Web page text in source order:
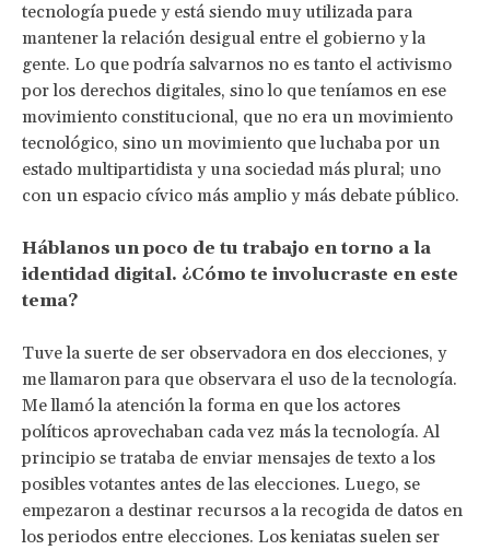
tecnología puede y está siendo muy utilizada para
mantener la relación desigual entre el gobierno y la
gente. Lo que podría salvarnos no es tanto el activismo
por los derechos digitales, sino lo que teníamos en ese
movimiento constitucional, que no era un movimiento
tecnológico, sino un movimiento que luchaba por un
estado multipartidista y una sociedad más plural; uno
con un espacio cívico más amplio y más debate público.
Háblanos un poco de tu trabajo en torno a la
identidad digital. ¿Cómo te involucraste en este
tema?
Tuve la suerte de ser observadora en dos elecciones, y
me llamaron para que observara el uso de la tecnología.
Me llamó la atención la forma en que los actores
políticos aprovechaban cada vez más la tecnología. Al
principio se trataba de enviar mensajes de texto a los
posibles votantes antes de las elecciones. Luego, se
empezaron a destinar recursos a la recogida de datos en
los periodos entre elecciones. Los keniatas suelen ser